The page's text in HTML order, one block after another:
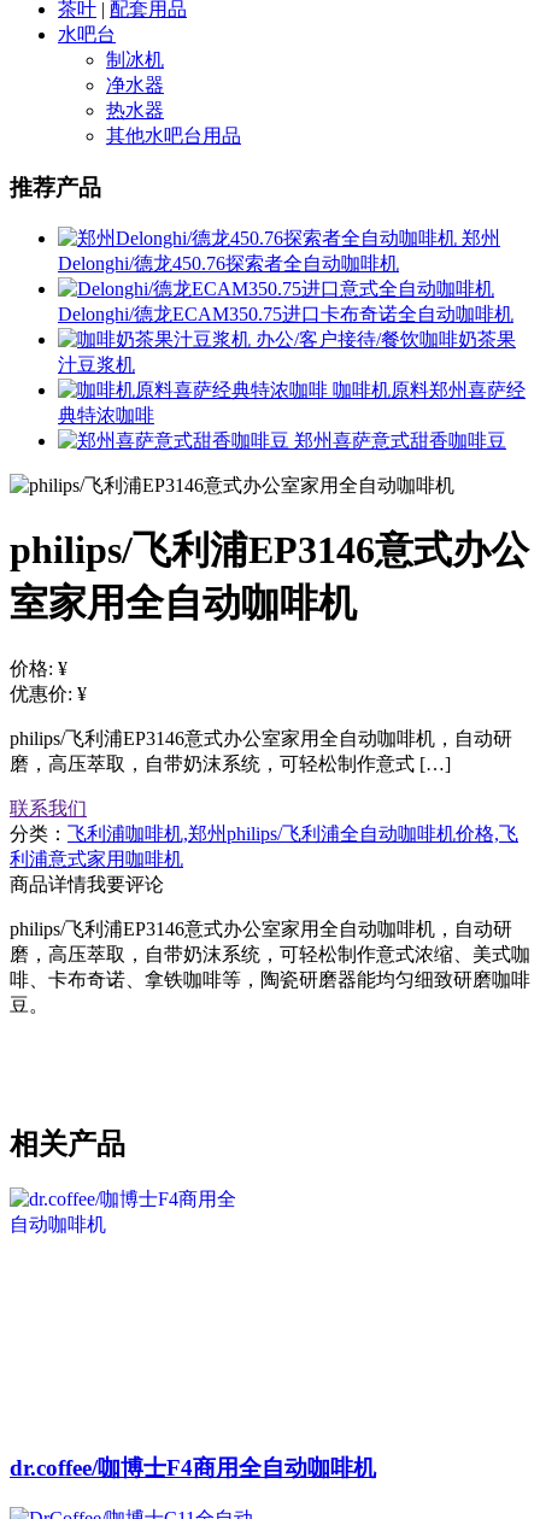
茶叶 | 配套用品
水吧台
制冰机
净水器
热水器
其他水吧台用品
推荐产品
郑州
Delonghi/德龙450.76探索者全自动咖啡机
Delonghi/德龙ECAM350.75进口卡布奇诺全自动咖啡机
办公/客户接待/餐饮咖啡奶茶果
汁豆浆机
咖啡机原料郑州喜萨经
典特浓咖啡
郑州喜萨意式甜香咖啡豆
philips/飞利浦EP3146意式办公
室家用全自动咖啡机
价格: ¥
优惠价: ¥
philips/飞利浦EP3146意式办公室家用全自动咖啡机，自动研
磨，高压萃取，自带奶沫系统，可轻松制作意式 […]
联系我们
分类： 飞利浦咖啡机,郑州philips/飞利浦全自动咖啡机价格,飞
利浦意式家用咖啡机
商品详情我要评论
philips/飞利浦EP3146意式办公室家用全自动咖啡机，自动研
磨，高压萃取，自带奶沫系统，可轻松制作意式浓缩、美式咖
啡、卡布奇诺、拿铁咖啡等，陶瓷研磨器能均匀细致研磨咖啡
豆。
相关产品
dr.coffee/咖博士F4商用全自动咖啡机